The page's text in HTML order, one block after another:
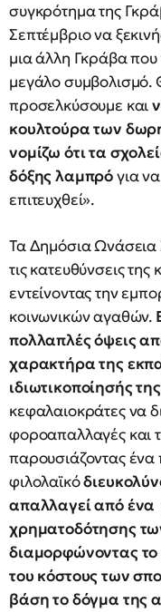
συγκρότημα της
Σεπτέμβριο να
μια άλλη Γκράβα που
μεγάλο συμβολισμό.
προσελκύσουμε και
κουλτούρα των
νομίζω ότι τα
δόξης λαμπρόγια
επιτευχθεί».
Τα Δημόσια Ωνάσεια
τις κατευθύνσεις της
εντείνοντας την
κοινωνικών αγαθών.
πολλαπλές όψεις
χαρακτήρα της
ιδιωτικοποίησής
κεφαλαιοκράτες να
φοροαπαλλαγές και
παρουσιάζοντας ένα
φιλολαϊκό
απαλλαγεί από ένα
χρηματοδότησης
διαμορφώνοντας
του κόστους των
βάση το δόγμα της